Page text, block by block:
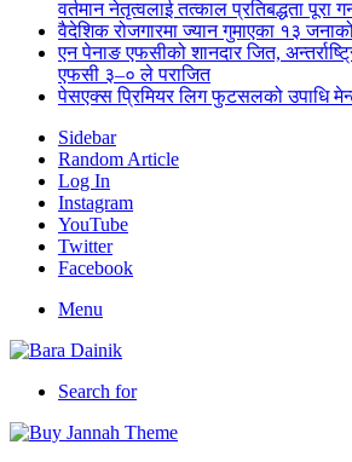
वर्तमान नेतृत्वलाई तत्काल प्रतिबद्धता पूरा
वैदेशिक रोजगारमा ज्यान गुमाएका १३
एन पेनाङ एफसीको शानदार जित,
एफसी ३–० ले पराजित
पेसएक्स प्रिमियर लिग फुटसलको उपाधि
Sidebar
Random Article
Log In
Instagram
YouTube
Twitter
Facebook
Menu
Search for